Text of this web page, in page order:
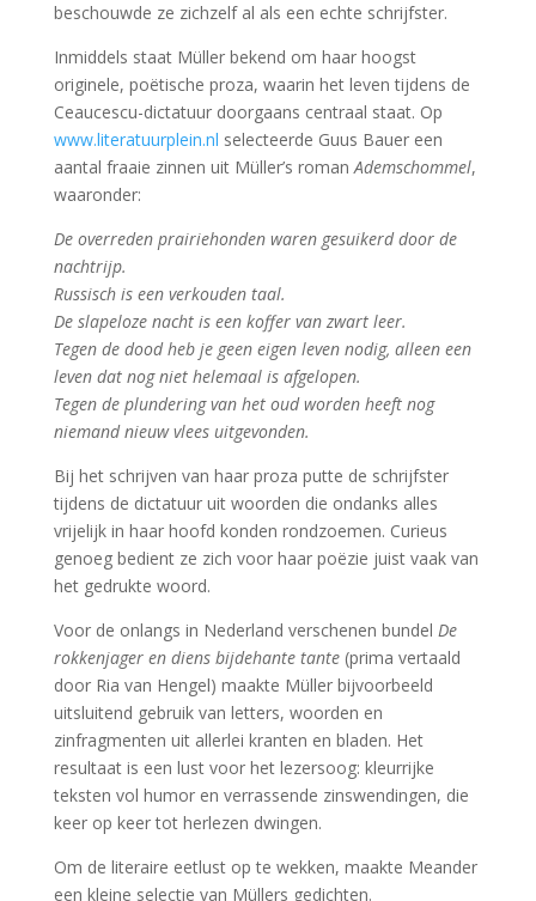
beschouwde ze zichzelf al als een echte schrijfster.
Inmiddels staat Müller bekend om haar hoogst
originele, poëtische proza, waarin het leven tijdens de
Ceaucescu-dictatuur doorgaans centraal staat. Op
www.literatuurplein.nl selecteerde Guus Bauer een
aantal fraaie zinnen uit Müller’s romanAdemschommel,
waaronder:
De overreden prairiehonden waren gesuikerd door de
nachtrijp.
Russisch is een verkouden taal.
De slapeloze nacht is een koffer van zwart leer.
Tegen de dood heb je geen eigen leven nodig, alleen een
leven dat nog niet helemaal is afgelopen.
Tegen de plundering van het oud worden heeft nog
niemand nieuw vlees uitgevonden.
Bij het schrijven van haar proza putte de schrijfster
tijdens de dictatuur uit woorden die ondanks alles
vrijelijk in haar hoofd konden rondzoemen. Curieus
genoeg bedient ze zich voor haar poëzie juist vaak van
het gedrukte woord.
Voor de onlangs in Nederland verschenen bundel De
rokkenjager en diens bijdehante tante(prima vertaald
door Ria van Hengel) maakte Müller bijvoorbeeld
uitsluitend gebruik van letters, woorden en
zinfragmenten uit allerlei kranten en bladen. Het
resultaat is een lust voor het lezersoog: kleurrijke
teksten vol humor en verrassende zinswendingen, die
keer op keer tot herlezen dwingen.
Om de literaire eetlust op te wekken, maakte Meander
een kleine selectie van Müllers gedichten.